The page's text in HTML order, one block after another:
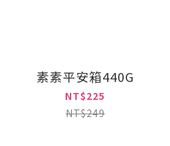
素素平安箱440G
NT$225
NT$249